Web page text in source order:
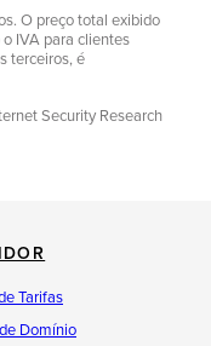
O preço total exibido
IVA para clientes
terceiros, é
Security Research
Tarifas
Domínio